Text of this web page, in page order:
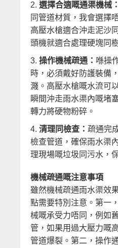
選擇合適嘅通渠機械：
同管道材質，我會選擇
高壓水槍適合沖走泥沙
頭機就適合處理硬塊同
操作機械疏通： 喺操
時，必須戴好防護裝備
濺。高壓水槍嘅水流可
瞬間沖走雨水渠內嘅堵
轉力將硬物粉碎。
清理同檢查： 疏通完
檢查管道，確保雨水渠
理現場嘅垃圾同污水，
機械疏通嘅注意事項
雖然機械疏通雨水渠效
點需要特別注意。第一
械嘅承受力唔同，例如
管，如果用過大壓力嘅
管道爆裂。第二，操作